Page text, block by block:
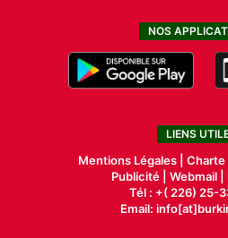
NOS
LIENS
Mentions Légales | Charte
Publicité| Webmail |
Tél : +( 226) 25-
Email: